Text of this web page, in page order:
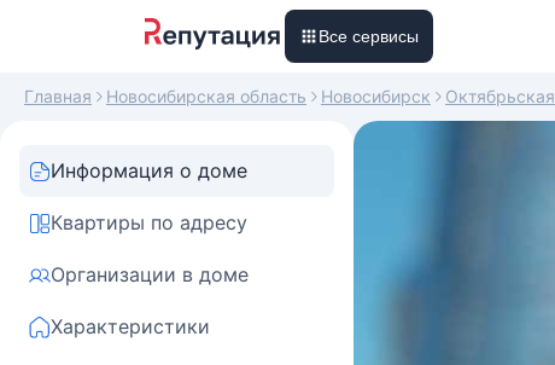
Все сервисы
Главная Новосибирская область Новосибирск Октябрьская
Информация о доме
Квартиры по адресу
Организации в доме
Характеристики